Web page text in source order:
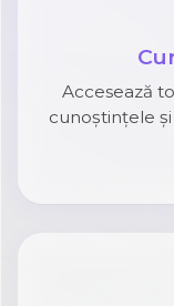
Accesează
cunoștințele